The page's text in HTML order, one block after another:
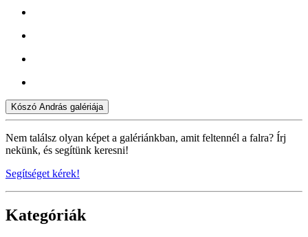
Kószó András galériája
Nem találsz olyan képet a galériánkban, amit feltennél a falra? Írj
nekünk, és segítünk keresni!
Segítséget kérek!
Kategóriák